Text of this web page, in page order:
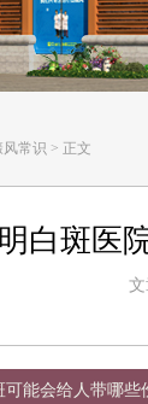
风常识 > 正文
白斑医
文
可能会给人带哪些